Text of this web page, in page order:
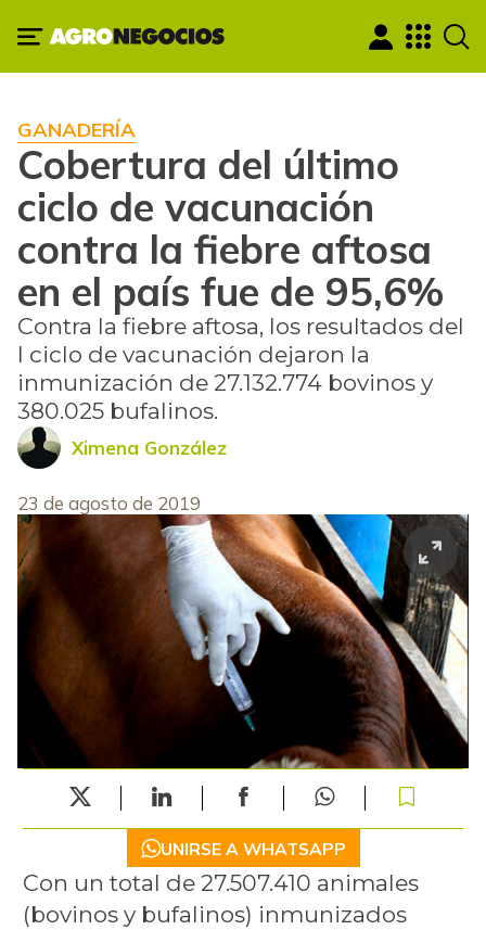
GANADERÍA
Cobertura del último
ciclo de vacunación
contra la fiebre aftosa
en el país fue de 95,6%
Contra la fiebre aftosa, los resultados del
I ciclo de vacunación dejaron la
inmunización de 27.132.774 bovinos y
380.025 bufalinos.
Ximena González
23 de agosto de 2019
UNIRSE A WHATSAPP
Con un total de 27.507.410 animales
(bovinos y bufalinos) inmunizados